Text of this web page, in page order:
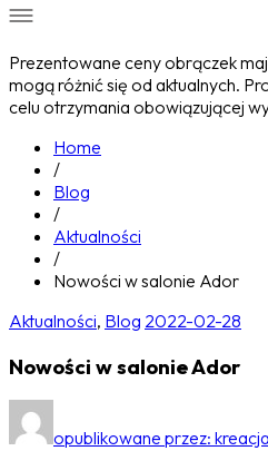
Prezentowane ceny obrączek
mogą różnić się od aktualnych.
celu otrzymania obowiązującej
Home
/
Blog
/
Aktualności
/
Nowości w salonie Ador
Aktualności, Blog 2022-02-28
Nowości w salonie Ador
opublikowane przez: kreacja